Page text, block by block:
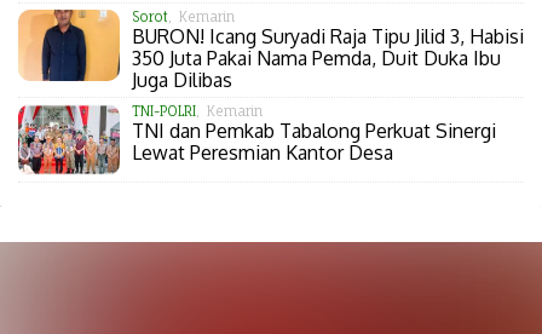
Sorot, Kemarin
BURON! Icang Suryadi Raja Tipu Jilid 3, Habisi
350 Juta Pakai Nama Pemda, Duit Duka Ibu
Juga Dilibas
TNI-POLRI, Kemarin
TNI dan Pemkab Tabalong Perkuat Sinergi
Lewat Peresmian Kantor Desa